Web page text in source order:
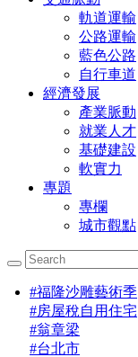
軌道運輸
公路運輸
藍色公路
自行車道
經濟發展
產業脈動
就業人才
基礎建設
軟實力
專題
專欄
城市觀點
#福隆沙雕藝術季
#房屋稅自用住宅
#翁章梁
#台北市